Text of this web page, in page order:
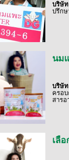
บริษัท
ปรึกษ
นม
บริษัท
ครอ
สาร
เลื